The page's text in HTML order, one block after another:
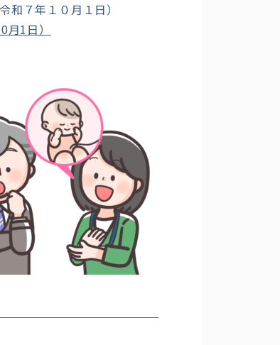
７年１０月１日）
1日）